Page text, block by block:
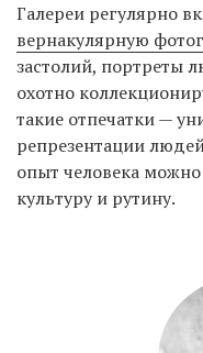
Галереи регулярно
вернакулярную
застолий, портреты
охотно
такие отпечатки —
репрезентации
опыт человека
культуру и рутину.